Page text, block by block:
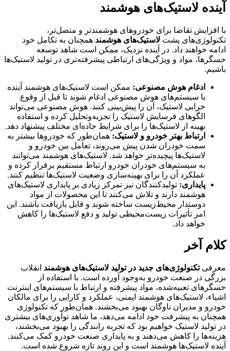
آینده لاستیک‌های هوشمند
با افزایش تقاضا برای خودروهای هوشمندتر و متصل‌تر،
تکنولوژی‌های پشت لاستیک‌های هوشمند همچنان به تکامل خود
ادامه خواهند داد. در آینده نزدیک، ممکن است شاهد توسعه
حسگرها، مواد و ویژگی‌های ارتباطی پیشرفته‌تری در تولید لاستیک‌ها
باشیم.
ادغام هوش مصنوعی: ممکن است لاستیک‌های هوشمند آینده
با سیستم‌های هوش مصنوعی ادغام شوند تا قبل از وقوع
خرابی لاستیک، آن را پیش‌بینی کنند. هوش مصنوعی می‌تواند
الگوهای فرسایش لاستیک را تجزیه‌وتحلیل کرده و استفاده
بهینه از لاستیک‌ها را برای شرایط جاده‌ای مختلف پیشنهاد دهد.
ارتباط بهتر خودرو و لاستیک: همان‌طور که خودروها بیشتر به
سمت خودران شدن پیش می‌روند، تعامل بین خودرو و
لاستیک‌ها پیچیده‌تر خواهد شد. لاستیک‌های هوشمند می‌توانند
به سیستم‌های خودران خودرو ارتباط مستقیم برقرار کرده و
عملکرد آن را برای بهینه‌سازی وضعیت لاستیک‌ها تنظیم کنند.
پایداری: تولیدکنندگان نیز تمرکز زیادی بر پایداری لاستیک‌های
هوشمند دارند و تلاش می‌کنند تا این محصولات از مواد
دوستدار محیط‌زیست ساخته شوند و قابل بازیافت باشند. این
امر تأثیرات زیست‌محیطی تولید و دفع لاستیک‌ها را کاهش
خواهد داد.
کلام آخر
معرفیتکنولوژی‌های جدید در تولید لاستیک‌های هوشمند انقلاب
بزرگی در صنعت خودرو به‌وجود آورده است. با استفاده از
حسگرهای تعبیه‌شده، مواد پیشرفته و ارتباط با سیستم‌های اینترنت
اشیاء، لاستیک‌های هوشمند ایمنی، عملکرد و کارایی را برای مالکان
خودرو و مدیران ناوگان بهبود می‌بخشند. همان‌طور که تکنولوژی
همچنان به پیشرفت خود ادامه می‌دهد، ما شاهد نوآوری‌های بیشتری
در تولید لاستیک خواهیم بود که تجربه رانندگی را بهبود می‌بخشند،
هزینه‌ها را کاهش می‌دهند و به پایداری صنعت خودرو کمک می‌کنند.
آینده لاستیک‌ها هوشمند است و این روند تازه شروع شده است.